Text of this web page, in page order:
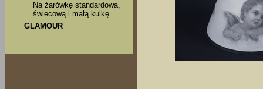
Na żarówkę standardową,
świecową i małą kulkę
GLAMOUR